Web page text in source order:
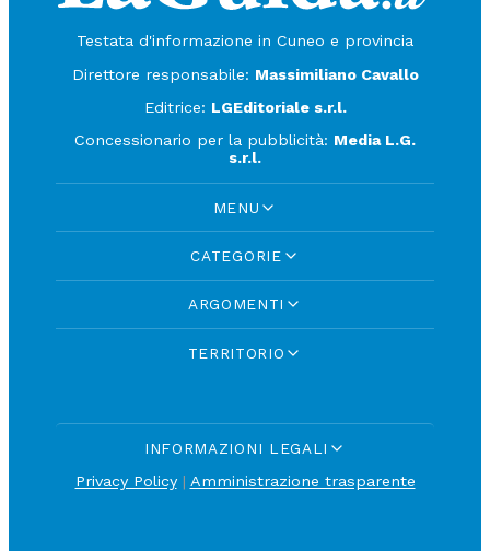
Testata d'informazione in Cuneo e provincia
Direttore responsabile: Massimiliano Cavallo
Editrice: LGEditoriale s.r.l.
Concessionario per la pubblicità: Media L.G.
s.r.l.
MENU
CATEGORIE
ARGOMENTI
TERRITORIO
INFORMAZIONI LEGALI
Privacy Policy| Amministrazione trasparente